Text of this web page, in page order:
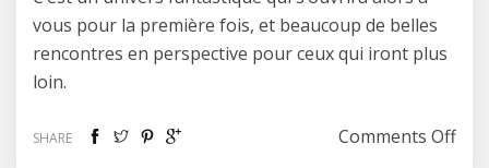
vous pour la première fois, et beaucoup de belles
rencontres en perspective pour ceux qui iront plus
loin.
SHARE Comments Offon